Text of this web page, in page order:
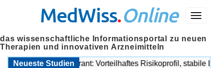
Menü
MedWiss.Online
das wissenschaftliche Informationsportal zu neuen
Therapien und innovativen Arzneimitteln
Neueste Studien
Degrader Imlunestrant: Vorteilhaftes Risikoprofil, stabile